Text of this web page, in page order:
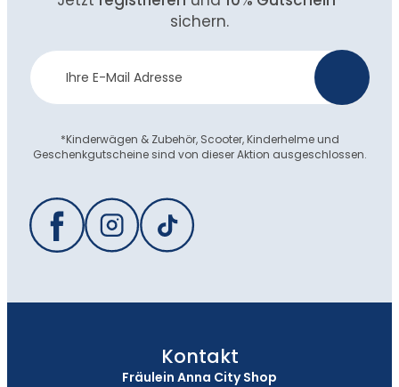
sichern.
Newsletter
Anmeldung
*Kinderwägen & Zubehör, Scooter, Kinderhelme und
Geschenkgutscheine sind von dieser Aktion ausgeschlossen.
Kontakt
Fräulein Anna City Shop